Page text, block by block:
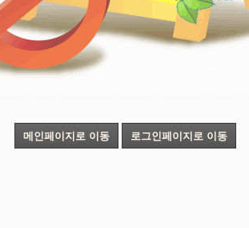
메인페이지로 이동 로그인페이지로 이동